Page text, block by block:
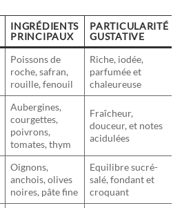
INGRÉDIENTS
PRINCIPAUX
PARTICULARITÉ
GUSTATIVE
Poissons de
roche, safran,
rouille, fenouil
Riche, iodée,
parfumée et
chaleureuse
Aubergines,
courgettes,
poivrons,
tomates, thym
Fraîcheur,
douceur, et notes
acidulées
Oignons,
anchois, olives
noires, pâte fine
Equilibre sucré-
salé, fondant et
croquant